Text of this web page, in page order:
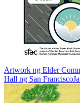
Artwork ng Elder
Hall ng San Francisco